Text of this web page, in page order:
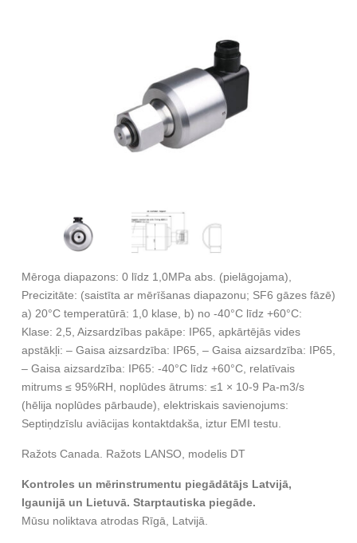
Mēroga diapazons: 0 līdz 1,0MPa abs. (pielāgojama),
Precizitāte: (saistīta ar mērīšanas diapazonu; SF6 gāzes fāzē)
a) 20°C temperatūrā: 1,0 klase, b) no -40°C līdz +60°C:
Klase: 2,5, Aizsardzības pakāpe: IP65, apkārtējās vides
apstākļi: – Gaisa aizsardzība: IP65, – Gaisa aizsardzība: IP65,
– Gaisa aizsardzība: IP65: -40°C līdz +60°C, relatīvais
mitrums ≤ 95%RH, noplūdes ātrums: ≤1 × 10-9 Pa-m3/s
(hēlija noplūdes pārbaude), elektriskais savienojums:
Septiņdzīslu aviācijas kontaktdakša, iztur EMI testu.
Ražots Canada. Ražots LANSO, modelis DT
Kontroles un mērinstrumentu piegādātājs Latvijā,
Igaunijā un Lietuvā. Starptautiska piegāde.
Mūsu noliktava atrodas Rīgā, Latvijā.